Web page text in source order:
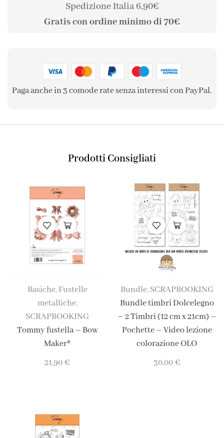
Spedizione Italia 6,90€
Gratis con ordine minimo di 70€
Paga anche in 3 comode rate senza interessi con PayPal.
Prodotti Consigliati
Basiche, Fustelle
metalliche,
SCRAPBOOKING
Tommy fustella – Bow
Maker®
21,90€
Bundle, SCRAPBOOKING
Bundle timbri Dolcelegno
– 2 Timbri (12 cm x 21cm) –
Pochette – Video lezione
colorazione OLO
30,00€